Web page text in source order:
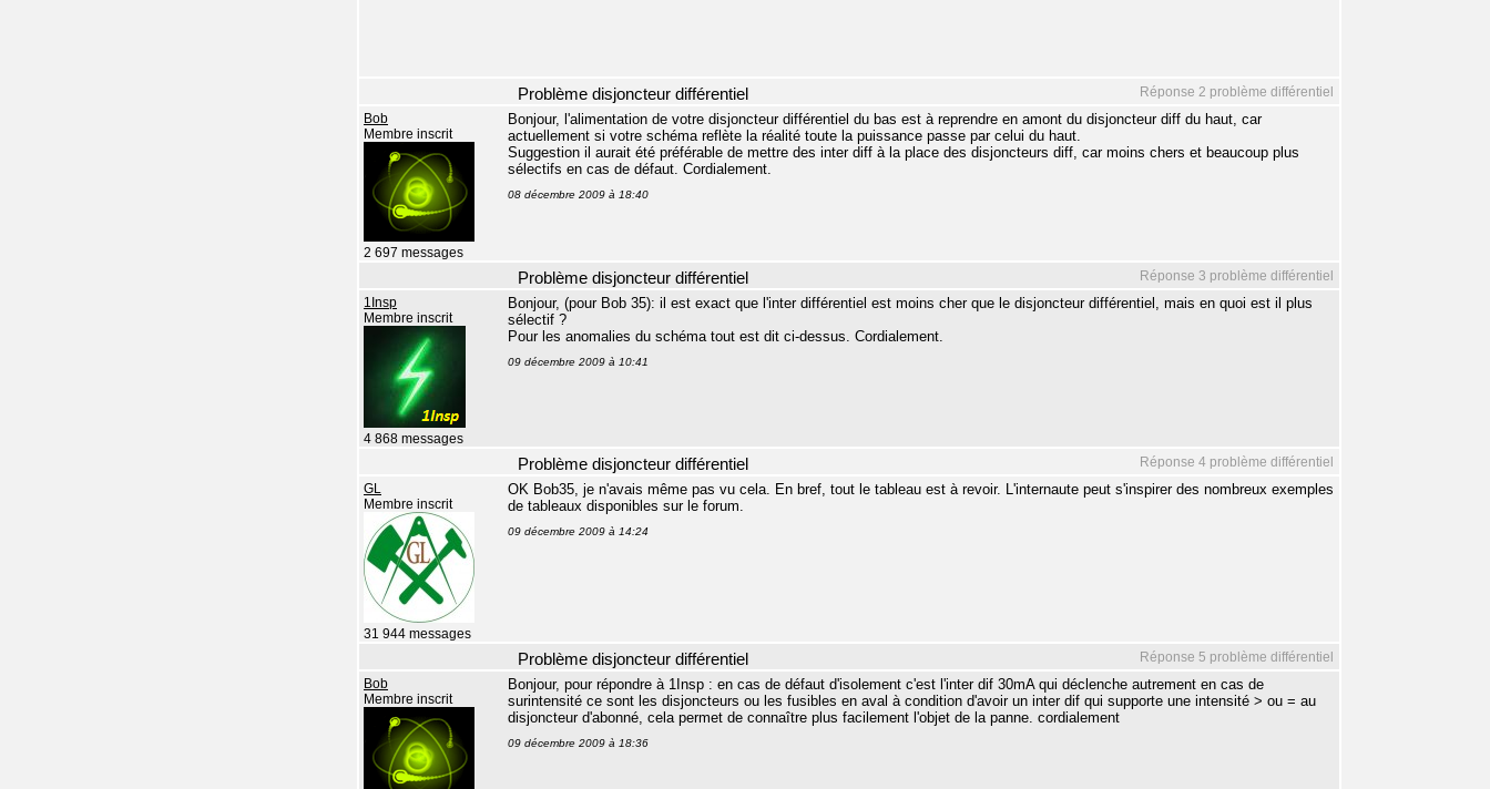
Réponse 2 problème différentiel
Problème disjoncteur différentiel
Bob
Membre inscrit
2 697 messages
Bonjour, l'alimentation de votre disjoncteur différentiel du bas est à reprendre en amont du disjoncteur diff du haut, car
actuellement si votre schéma reflète la réalité toute la puissance passe par celui du haut.
Suggestion il aurait été préférable de mettre des inter diff à la place des disjoncteurs diff, car moins chers et beaucoup plus
sélectifs en cas de défaut. Cordialement.
08 décembre 2009 à 18:40
Réponse 3 problème différentiel
Problème disjoncteur différentiel
1Insp
Membre inscrit
4 868 messages
Bonjour, (pour Bob 35): il est exact que l'inter différentiel est moins cher que le disjoncteur différentiel, mais en quoi est il plus
sélectif ?
Pour les anomalies du schéma tout est dit ci-dessus. Cordialement.
09 décembre 2009 à 10:41
Réponse 4 problème différentiel
Problème disjoncteur différentiel
GL
Membre inscrit
31 944 messages
OK Bob35, je n'avais même pas vu cela. En bref, tout le tableau est à revoir. L'internaute peut s'inspirer des nombreux exemples
de tableaux disponibles sur le forum.
09 décembre 2009 à 14:24
Réponse 5 problème différentiel
Problème disjoncteur différentiel
Bob
Membre inscrit
Bonjour, pour répondre à 1Insp : en cas de défaut d'isolement c'est l'inter dif 30mA qui déclenche autrement en cas de
surintensité ce sont les disjoncteurs ou les fusibles en aval à condition d'avoir un inter dif qui supporte une intensité > ou = au
disjoncteur d'abonné, cela permet de connaître plus facilement l'objet de la panne. cordialement
09 décembre 2009 à 18:36